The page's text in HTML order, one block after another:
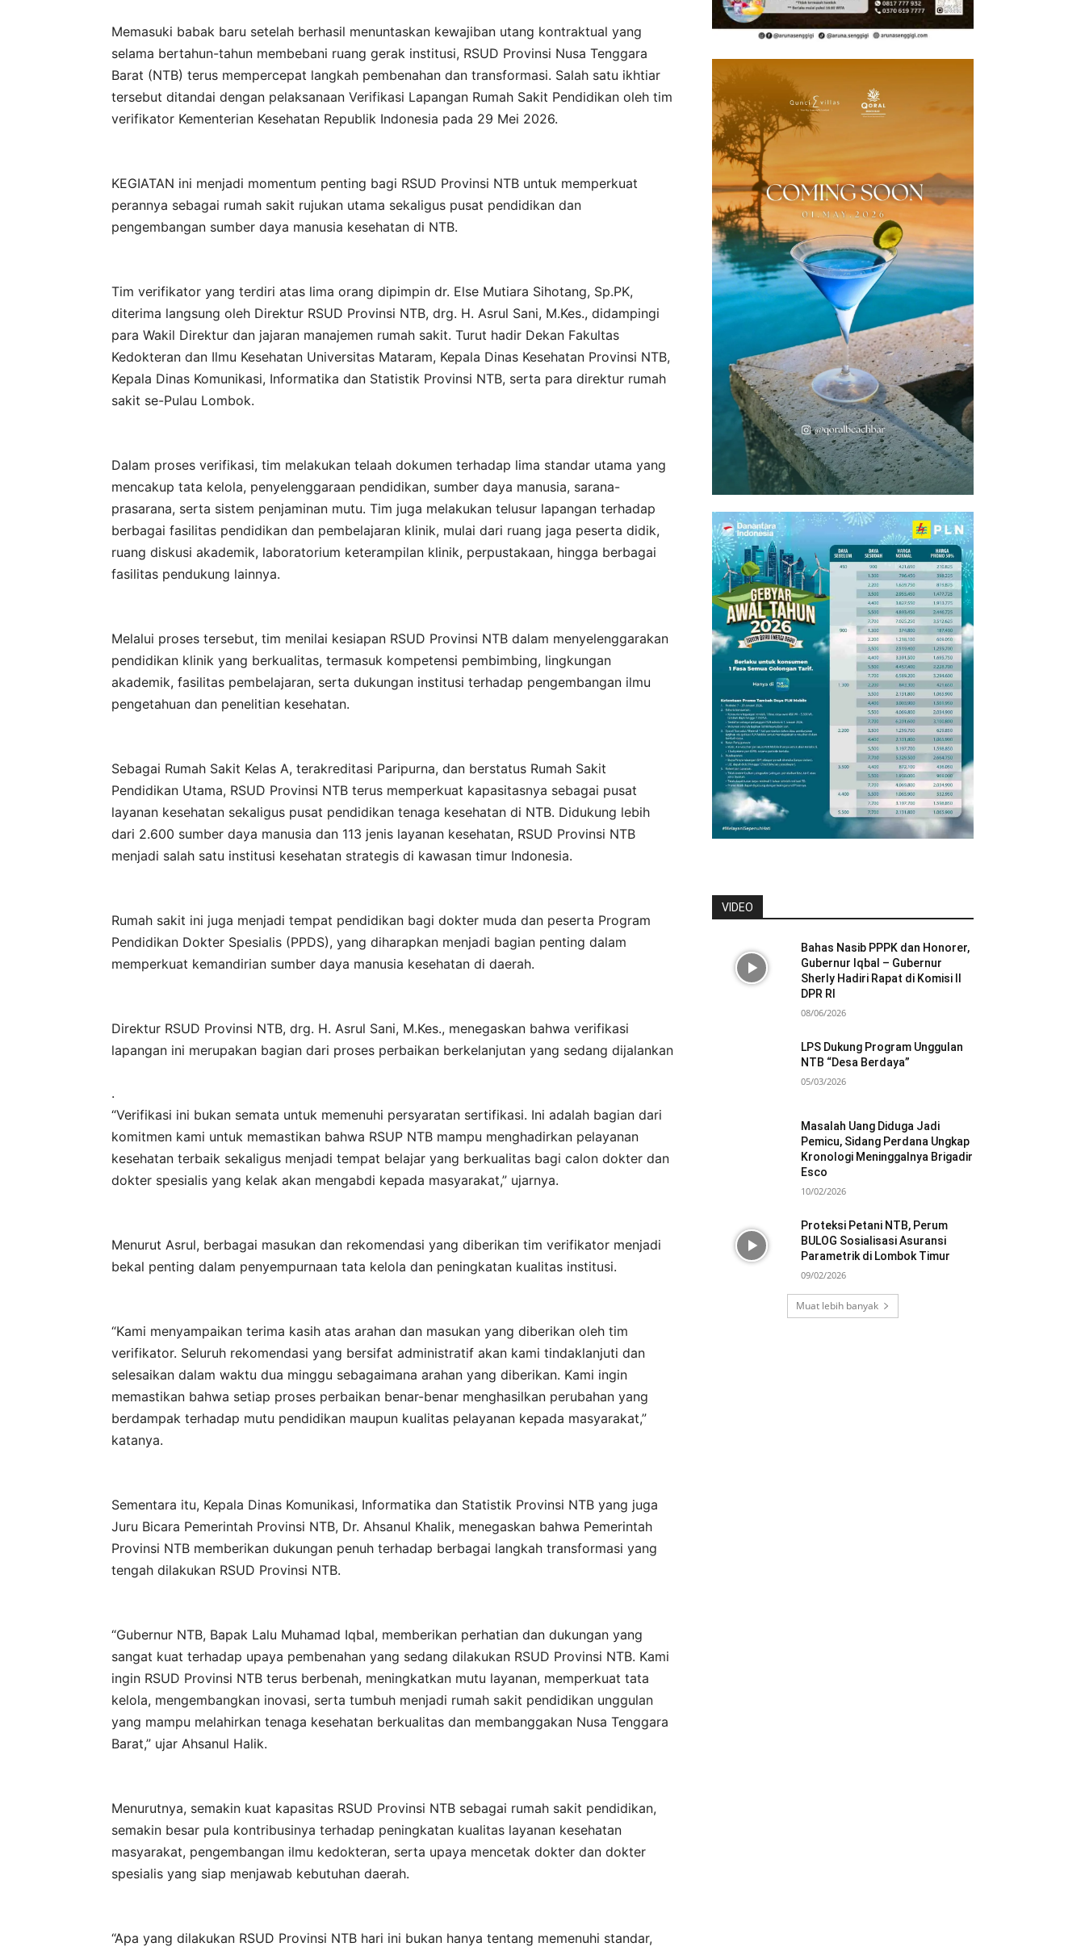
Memasuki babak baru setelah berhasil menuntaskan kewajiban utang kontraktual yang
selama bertahun-tahun membebani ruang gerak institusi, RSUD Provinsi Nusa Tenggara
Barat (NTB) terus mempercepat langkah pembenahan dan transformasi. Salah satu ikhtiar
tersebut ditandai dengan pelaksanaan Verifikasi Lapangan Rumah Sakit Pendidikan oleh tim
verifikator Kementerian Kesehatan Republik Indonesia pada 29 Mei 2026.
KEGIATAN ini menjadi momentum penting bagi RSUD Provinsi NTB untuk memperkuat
perannya sebagai rumah sakit rujukan utama sekaligus pusat pendidikan dan
pengembangan sumber daya manusia kesehatan di NTB.
Tim verifikator yang terdiri atas lima orang dipimpin dr. Else Mutiara Sihotang, Sp.PK,
diterima langsung oleh Direktur RSUD Provinsi NTB, drg. H. Asrul Sani, M.Kes., didampingi
para Wakil Direktur dan jajaran manajemen rumah sakit. Turut hadir Dekan Fakultas
Kedokteran dan Ilmu Kesehatan Universitas Mataram, Kepala Dinas Kesehatan Provinsi NTB,
Kepala Dinas Komunikasi, Informatika dan Statistik Provinsi NTB, serta para direktur rumah
sakit se-Pulau Lombok.
Dalam proses verifikasi, tim melakukan telaah dokumen terhadap lima standar utama yang
mencakup tata kelola, penyelenggaraan pendidikan, sumber daya manusia, sarana-
prasarana, serta sistem penjaminan mutu. Tim juga melakukan telusur lapangan terhadap
berbagai fasilitas pendidikan dan pembelajaran klinik, mulai dari ruang jaga peserta didik,
ruang diskusi akademik, laboratorium keterampilan klinik, perpustakaan, hingga berbagai
fasilitas pendukung lainnya.
Melalui proses tersebut, tim menilai kesiapan RSUD Provinsi NTB dalam menyelenggarakan
pendidikan klinik yang berkualitas, termasuk kompetensi pembimbing, lingkungan
akademik, fasilitas pembelajaran, serta dukungan institusi terhadap pengembangan ilmu
pengetahuan dan penelitian kesehatan.
Sebagai Rumah Sakit Kelas A, terakreditasi Paripurna, dan berstatus Rumah Sakit
Pendidikan Utama, RSUD Provinsi NTB terus memperkuat kapasitasnya sebagai pusat
layanan kesehatan sekaligus pusat pendidikan tenaga kesehatan di NTB. Didukung lebih
dari 2.600 sumber daya manusia dan 113 jenis layanan kesehatan, RSUD Provinsi NTB
menjadi salah satu institusi kesehatan strategis di kawasan timur Indonesia.
Rumah sakit ini juga menjadi tempat pendidikan bagi dokter muda dan peserta Program
Pendidikan Dokter Spesialis (PPDS), yang diharapkan menjadi bagian penting dalam
memperkuat kemandirian sumber daya manusia kesehatan di daerah.
Direktur RSUD Provinsi NTB, drg. H. Asrul Sani, M.Kes., menegaskan bahwa verifikasi
lapangan ini merupakan bagian dari proses perbaikan berkelanjutan yang sedang dijalankan
.
“Verifikasi ini bukan semata untuk memenuhi persyaratan sertifikasi. Ini adalah bagian dari
komitmen kami untuk memastikan bahwa RSUP NTB mampu menghadirkan pelayanan
kesehatan terbaik sekaligus menjadi tempat belajar yang berkualitas bagi calon dokter dan
dokter spesialis yang kelak akan mengabdi kepada masyarakat,” ujarnya.
Menurut Asrul, berbagai masukan dan rekomendasi yang diberikan tim verifikator menjadi
bekal penting dalam penyempurnaan tata kelola dan peningkatan kualitas institusi.
“Kami menyampaikan terima kasih atas arahan dan masukan yang diberikan oleh tim
verifikator. Seluruh rekomendasi yang bersifat administratif akan kami tindaklanjuti dan
selesaikan dalam waktu dua minggu sebagaimana arahan yang diberikan. Kami ingin
memastikan bahwa setiap proses perbaikan benar-benar menghasilkan perubahan yang
berdampak terhadap mutu pendidikan maupun kualitas pelayanan kepada masyarakat,”
katanya.
Sementara itu, Kepala Dinas Komunikasi, Informatika dan Statistik Provinsi NTB yang juga
Juru Bicara Pemerintah Provinsi NTB, Dr. Ahsanul Khalik, menegaskan bahwa Pemerintah
Provinsi NTB memberikan dukungan penuh terhadap berbagai langkah transformasi yang
tengah dilakukan RSUD Provinsi NTB.
“Gubernur NTB, Bapak Lalu Muhamad Iqbal, memberikan perhatian dan dukungan yang
sangat kuat terhadap upaya pembenahan yang sedang dilakukan RSUD Provinsi NTB. Kami
ingin RSUD Provinsi NTB terus berbenah, meningkatkan mutu layanan, memperkuat tata
kelola, mengembangkan inovasi, serta tumbuh menjadi rumah sakit pendidikan unggulan
yang mampu melahirkan tenaga kesehatan berkualitas dan membanggakan Nusa Tenggara
Barat,” ujar Ahsanul Halik.
Menurutnya, semakin kuat kapasitas RSUD Provinsi NTB sebagai rumah sakit pendidikan,
semakin besar pula kontribusinya terhadap peningkatan kualitas layanan kesehatan
masyarakat, pengembangan ilmu kedokteran, serta upaya mencetak dokter dan dokter
spesialis yang siap menjawab kebutuhan daerah.
“Apa yang dilakukan RSUD Provinsi NTB hari ini bukan hanya tentang memenuhi standar,
VIDEO
Bahas Nasib PPPK dan Honorer,
Gubernur Iqbal – Gubernur
Sherly Hadiri Rapat di Komisi II
DPR RI
08/06/2026
LPS Dukung Program Unggulan
NTB “Desa Berdaya”
05/03/2026
Masalah Uang Diduga Jadi
Pemicu, Sidang Perdana Ungkap
Kronologi Meninggalnya Brigadir
Esco
10/02/2026
Proteksi Petani NTB, Perum
BULOG Sosialisasi Asuransi
Parametrik di Lombok Timur
09/02/2026
Muat lebih banyak